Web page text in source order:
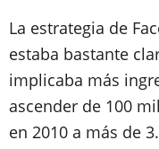
La estrategia de
estaba bastante
implicaba más
ascender de 100
en 2010 a más de